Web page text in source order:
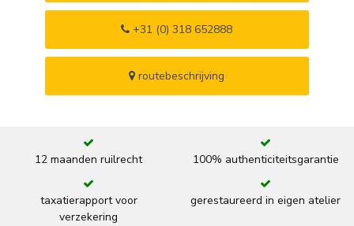
+31 (0) 318 652888
routebeschrijving
12 maanden ruilrecht 100% authenticiteitsgarantie
taxatierapport voor
verzekering
gerestaureerd in eigen atelier